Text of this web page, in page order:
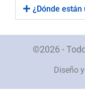
¿Dónde están
©2026 -
Diseño